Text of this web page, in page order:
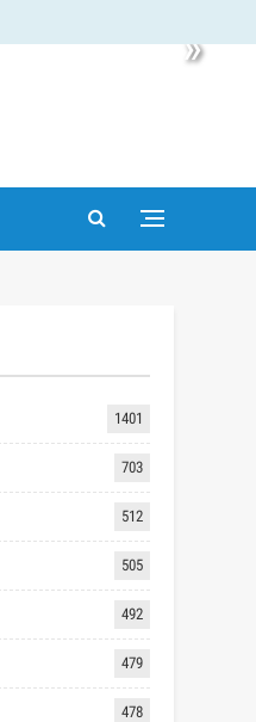
»
1401
703
512
505
492
479
478